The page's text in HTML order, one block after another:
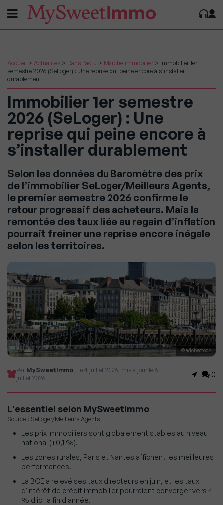
Accueil > Actualités > Dans l'actu > Marché immobilier > Immobilier 1er
semestre 2026 (SeLoger) : Une reprise qui peine encore à s’installer
durablement
Immobilier 1er semestre
2026 (SeLoger) : Une
reprise qui peine encore à
s’installer durablement
Selon les données du Baromètre des prix
de l’immobilier SeLoger/Meilleurs Agents,
le premier semestre 2026 confirme le
retour progressif des acheteurs. Mais la
remontée des taux liée au regain d’inflation
pourrait freiner une reprise encore inégale
selon les territoires.
© adobestock
Par MySweetImmo , le 4 juillet 2026, mis à jour le 6
juillet 2026
0
L'essentiel selon MySweetimmo
Source : SeLoger/Meilleurs Agents
Les prix immobiliers sont globalement stables au niveau
national (+0,1 %).
Les zones rurales, Paris et Nantes affichent les meilleures
performances.
La BCE a relevé ses taux directeurs en juin, et les taux
d'intérêt de crédit immobilier pourraient converger vers 4
% d'ici la fin d'année.